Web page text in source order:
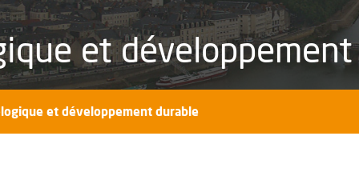
et
et développement durable